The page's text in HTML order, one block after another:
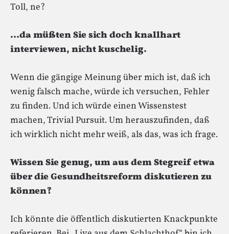
Toll, ne?
…da müßten Sie sich doch knallhart
interviewen, nicht kuschelig.
Wenn die gängige Meinung über mich ist, daß ich
wenig falsch mache, würde ich versuchen, Fehler
zu finden. Und ich würde einen Wissenstest
machen, Trivial Pursuit. Um herauszufinden, daß
ich wirklich nicht mehr weiß, als das, was ich frage.
Wissen Sie genug, um aus dem Stegreif etwa
über die Gesundheitsreform diskutieren zu
können?
Ich könnte die öffentlich diskutierten Knackpunkte